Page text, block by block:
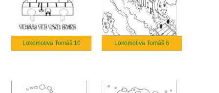
Lokomotiva Tomáš 10 Lokomotiva Tomáš 6